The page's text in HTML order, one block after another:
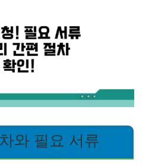
와 필요 서류